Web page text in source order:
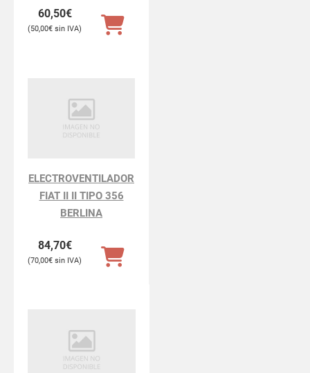
60,50€
50,00€
ELECTROVENTILADOR
FIAT II II TIPO 356
BERLINA
84,70€
70,00€